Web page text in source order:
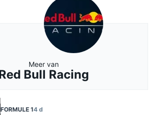
Meer van
Bull Racing
FORMULE 14 d